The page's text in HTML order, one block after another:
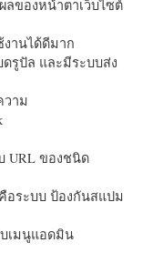
ลของหน้าตาเว็บไซต์
านได้ดีมาก
ดรูปัล และมีระบบส่ง
วาม
URL ของชนิด
อระบบ ป้องกันสแปม
เมนูแอดมิน